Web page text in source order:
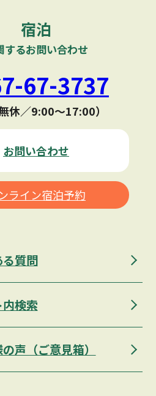
宿泊
するお問い合わせ
67-3737
休／9:00〜17:00）
お問い合わせ
ライン宿泊予約
質問
検索
声（ご意見箱）